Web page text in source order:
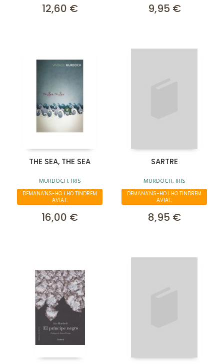
12,60 € 9,95 €
THE SEA, THE SEA
MURDOCH, IRIS
DEMANA'NS-HO I HO TINDREM
AVIAT.
16,00 €
SARTRE
MURDOCH, IRIS
DEMANA'NS-HO I HO TINDREM
AVIAT.
8,95 €